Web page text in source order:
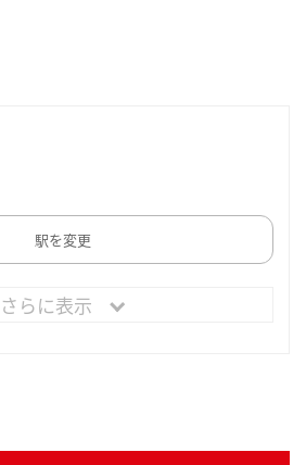
駅を変更
さらに表示